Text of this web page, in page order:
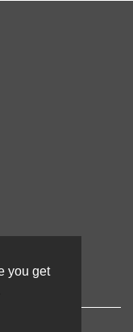
you get